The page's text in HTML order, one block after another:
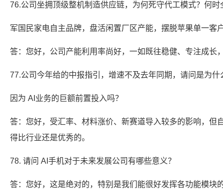
76.公司坐拥顶级整机制造供应链，为何死守代工模式？何时
军国民家电自主品牌，盘活闲置厂区产能，摆脱苹果单一客
答：您好，公司产能利用率尚好，一如既往稳健、专注成长
77.公司今年给的中报指引，增速不及去年同期，请问是为什
因为 AI业务的巨额前置投入吗？
答：您好，受汇率、材料涨价、新赛道导入较多的影响，但
得比行业还是优秀的。
78. 请问 AI手机对于未来发展公司有哪些意义？
答：您好，这是绝对的，特别是我们能很好发挥各功能模块